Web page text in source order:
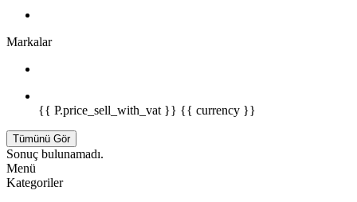
Markalar
{{ P.price_sell_with_vat }} {{ currency }}
Tümünü Gör
Sonuç bulunamadı.
Menü
Kategoriler